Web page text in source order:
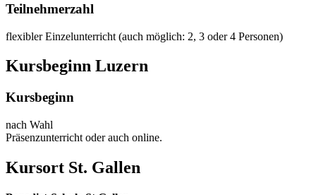
Teilnehmerzahl
flexibler Einzelunterricht (auch möglich: 2, 3 oder 4 Personen)
Kursbeginn Luzern
Kursbeginn
nach Wahl
Präsenzunterricht oder auch online.
Kursort St. Gallen